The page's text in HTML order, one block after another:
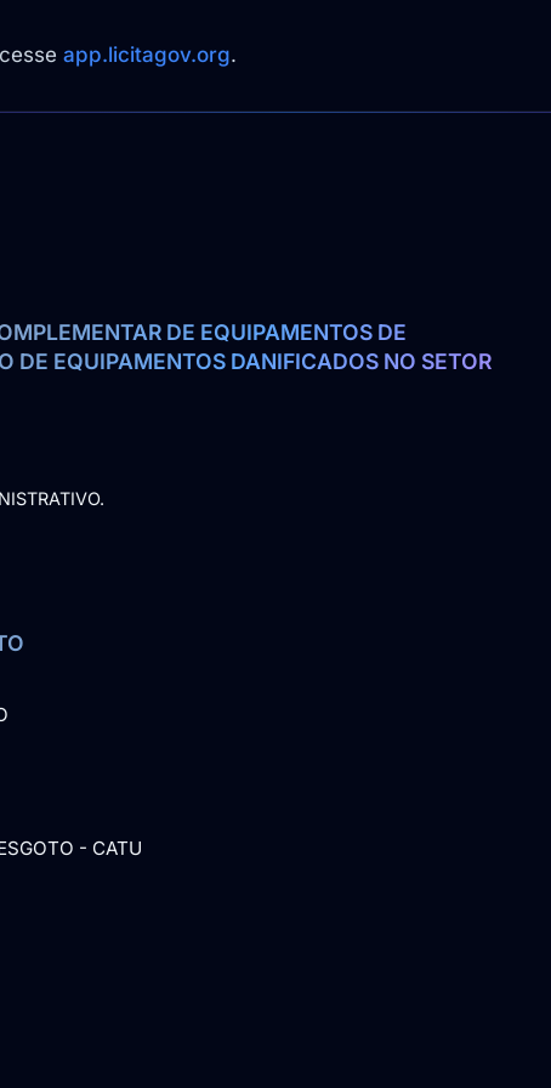
app.licitagov.org.
DE EQUIPAMENTOS DE
DE EQUIPAMENTOS DANIFICADOS NO SETOR
- CATU